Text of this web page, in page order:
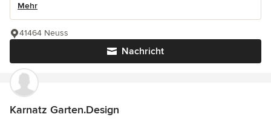
Mehr
Nachricht
41464 Neuss
Karnatz Garten.Design